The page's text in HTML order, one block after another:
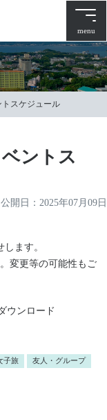
menu
スケジュール
ントス
公開日： 2025年07月09日
ます。
変更等の可能性もご
ウンロード
子旅 友人・グループ